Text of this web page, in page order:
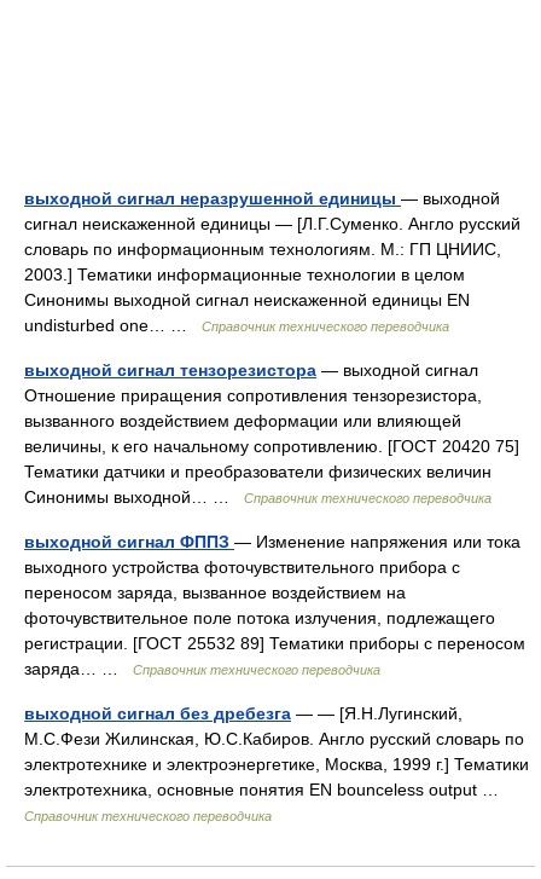
выходной сигнал неразрушенной единицы — выходной
сигнал неискаженной единицы — [Л.Г.Суменко. Англо русский
словарь по информационным технологиям. М.: ГП ЦНИИС,
2003.] Тематики информационные технологии в целом
Синонимы выходной сигнал неискаженной единицы EN
undisturbed one… …
Справочник технического переводчика
выходной сигнал тензорезистора — выходной сигнал
Отношение приращения сопротивления тензорезистора,
вызванного воздействием деформации или влияющей
величины, к его начальному сопротивлению. [ГОСТ 20420 75]
Тематики датчики и преобразователи физических величин
Синонимы выходной… …
Справочник технического переводчика
выходной сигнал ФППЗ — Изменение напряжения или тока
выходного устройства фоточувствительного прибора с
переносом заряда, вызванное воздействием на
фоточувствительное поле потока излучения, подлежащего
регистрации. [ГОСТ 25532 89] Тематики приборы с переносом
заряда… …
Справочник технического переводчика
выходной сигнал без дребезга — — [Я.Н.Лугинский,
М.С.Фези Жилинская, Ю.С.Кабиров. Англо русский словарь по
электротехнике и электроэнергетике, Москва, 1999 г.] Тематики
электротехника, основные понятия EN bounceless output …
Справочник технического переводчика